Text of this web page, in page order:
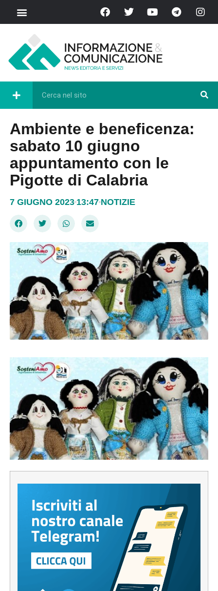
Ambiente e beneficenza:
sabato 10 giugno
appuntamento con le
Pigotte di Calabria
7 GIUGNO 2023 13:47 NOTIZIE